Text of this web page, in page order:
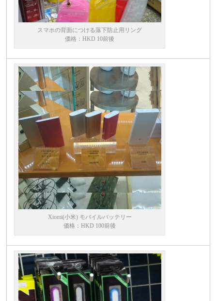
スマホの背面につける落下防止用リング
価格：HKD 10前後
Xiomi(小米) モバイルバッテリー
価格：HKD 100前後